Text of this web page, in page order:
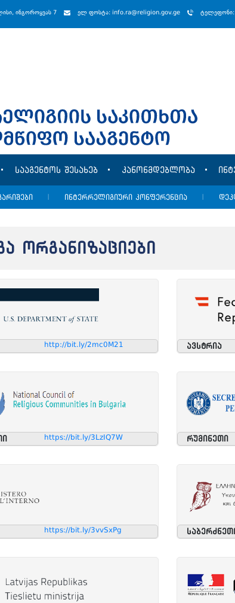
ინგოროყვას 7 ელ ფოსტა: info.ra@religion.gov.ge ტელეფონი:
სააგენტოს შესახებ კანონმდებლობა
ინტერრელიგიური კონფერენცია
ორგანიზაციები
http://bit.ly/2mc0M21 ავსტრია
https://bit.ly/3LzIQ7W რუმინეთი
https://bit.ly/3vvSxPg საბერძნეთი